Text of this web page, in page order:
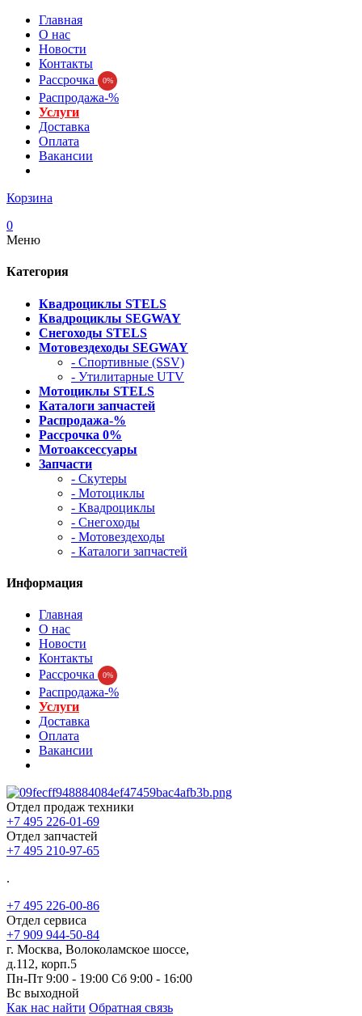
Главная
О нас
Новости
Контакты
Рассрочка
0%
Распродажа-%
Услуги
Доставка
Оплата
Вакансии
Корзина
0
Меню
Категория
Квадроциклы STELS
Квадроциклы SEGWAY
Снегоходы STELS
Мотовездеходы SEGWAY
- Спортивные (SSV)
- Утилитарные UTV
Мотоциклы STELS
Каталоги запчастей
Распродажа-%
Рассрочка 0%
Мотоаксессуары
Запчасти
- Скутеры
- Мотоциклы
- Квадроциклы
- Снегоходы
- Мотовездеходы
- Каталоги запчастей
Информация
Главная
О нас
Новости
Контакты
Рассрочка
0%
Распродажа-%
Услуги
Доставка
Оплата
Вакансии
Отдел продаж техники
+7 495 226-01-69
Отдел запчастей
+7 495 210-97-65
.
+7 495 226-00-86
Отдел сервиса
+7 909 944-50-84
г. Москва, Волоколамское шоссе,
д.112, корп.5
Пн-Пт 9:00 - 19:00 Сб 9:00 - 16:00
Вс выходной
Как нас найти Обратная связь